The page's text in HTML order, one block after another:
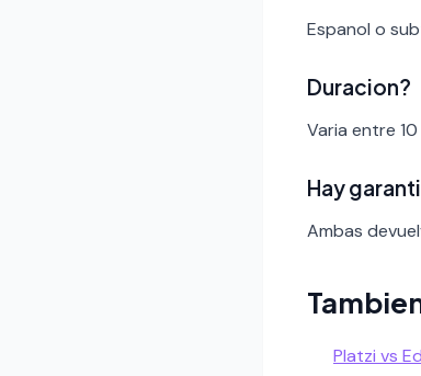
Espanol o
Duracion?
Varia entre
Hay
Ambas
Platzi vs